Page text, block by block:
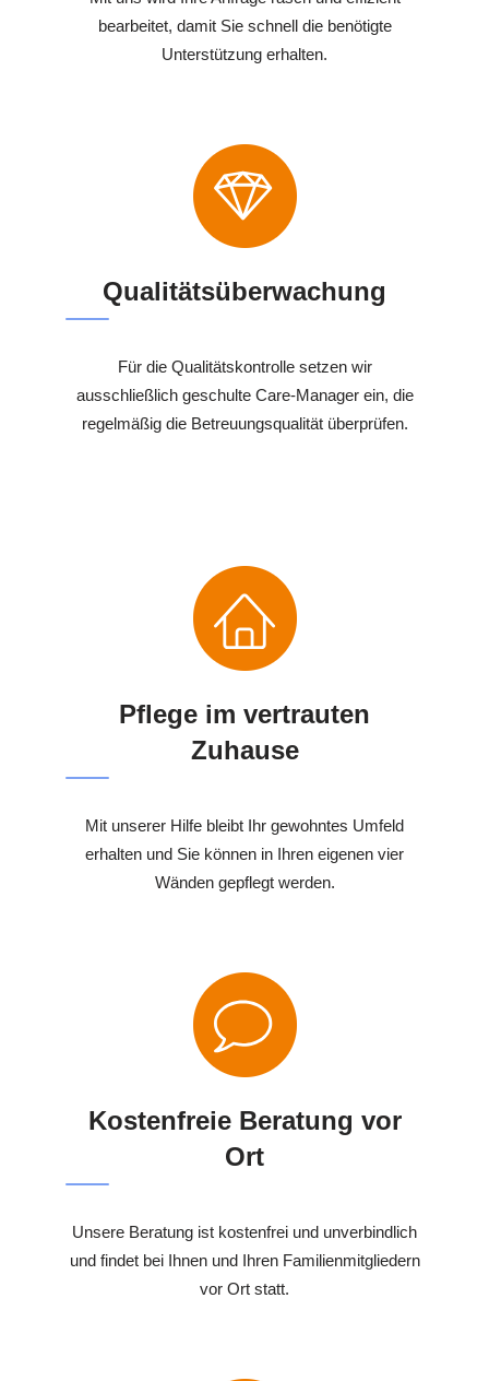
bearbeitet, damit Sie schnell die benötigte
Unterstützung erhalten.
Qualitätsüberwachung
Für die Qualitätskontrolle setzen wir
ausschließlich geschulte Care-Manager ein, die
regelmäßig die Betreuungsqualität überprüfen.
Pflege im vertrauten
Zuhause
Mit unserer Hilfe bleibt Ihr gewohntes Umfeld
erhalten und Sie können in Ihren eigenen vier
Wänden gepflegt werden.
Kostenfreie Beratung vor
Ort
Unsere Beratung ist kostenfrei und unverbindlich
und findet bei Ihnen und Ihren Familienmitgliedern
vor Ort statt.